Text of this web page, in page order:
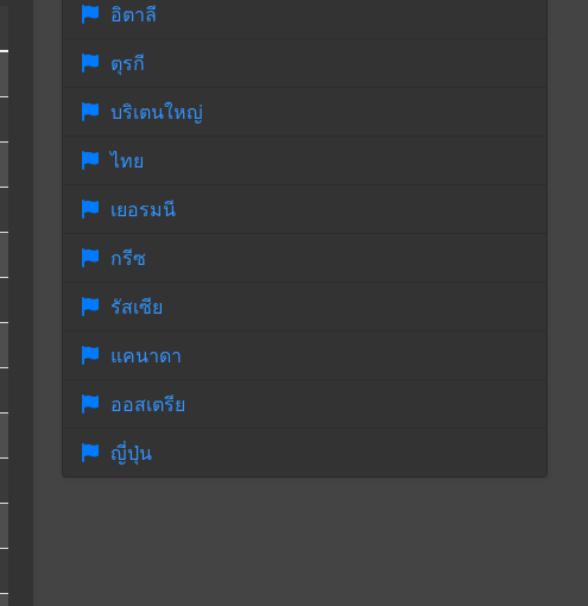
อิตาลี
ตุรกี
บริเตนใหญ่
ไทย
เยอรมนี
กรีซ
รัสเซีย
แคนาดา
ออสเตรีย
ญี่ปุ่น